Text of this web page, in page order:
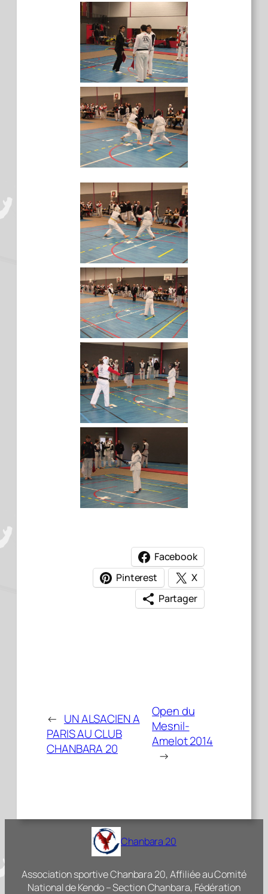
Facebook
Pinterest
X
Partager
← UN ALSACIEN A
PARIS AU CLUB
CHANBARA 20
Open du
Mesnil-
Amelot 2014
→
Chanbara 20
Association sportive Chanbara 20, Affiliée au Comité
National de Kendo – Section Chanbara, Fédération